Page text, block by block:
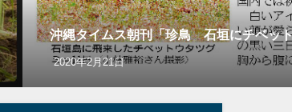
沖縄タイムス朝刊「珍鳥 石垣にチベッ
2020年2月21日